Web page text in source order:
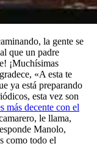
la gente se
que un padre
¡Muchísimas
«A esta te
ya está preparando
esta vez son
más decente con el
le llama,
Manolo,
como todo el